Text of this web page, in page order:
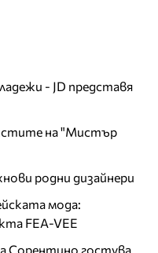
- JD представя
на "Мистър
родни дизайнери
мода:
FEA-VEE
Сорентино гостува